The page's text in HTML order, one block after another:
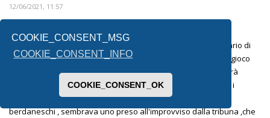
COOKIE_CONSENT_MSG
COOKIE_CONSENT_INFO
COOKIE_CONSENT_OK
12/06/2021, 11:57
dal post 2006 indubbiamente la nazionale più forte; l'avversario di
ieri non era certo molto significativo, comunque va detto, nel gioco
c'è costanza (in positivo) ormai da anni;il ritorno di verratti sarà
fondamentale, anche se con joringho forse si pestano un pò i
piedi,non so se potranno convivere
berdaneschi , sembrava uno preso all'improvviso dalla tribuna ,che